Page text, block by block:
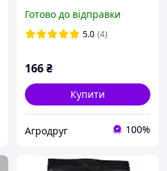
багаторічних рослин (1
кг), Фінляндія
Готово до відправки
5.0 (4)
166₴
Купити
Агродруг 100%